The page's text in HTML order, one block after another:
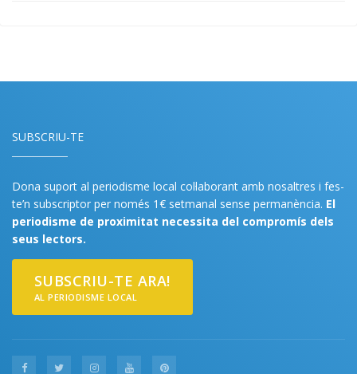
SUBSCRIU-TE
Dona suport al periodisme local col·laborant amb nosaltres i fes-
te’n subscriptor per només 1€ setmanal sense permanència. El
periodisme de proximitat necessita del compromís dels
seus lectors.
SUBSCRIU-TE ARA!
AL PERIODISME LOCAL